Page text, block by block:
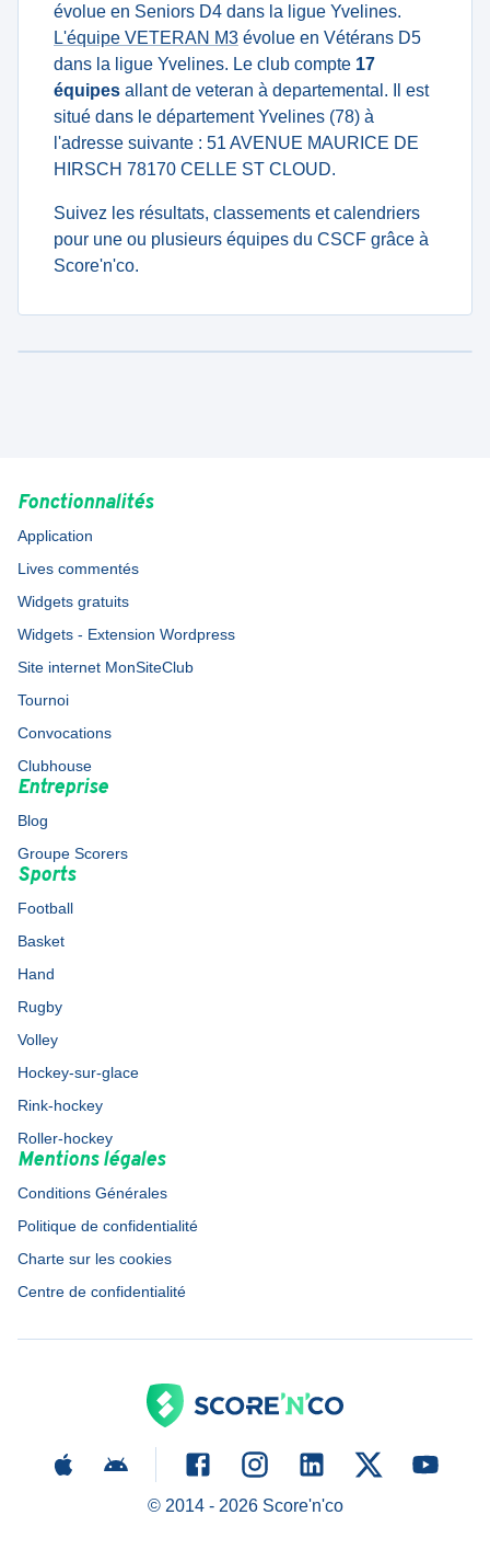
évolue en Seniors D4 dans la ligue Yvelines.
L'équipe VETERAN M3 évolue en Vétérans D5
dans la ligue Yvelines. Le club compte 17
équipes allant de veteran à departemental. Il est
situé dans le département Yvelines (78) à
l'adresse suivante : 51 AVENUE MAURICE DE
HIRSCH 78170 CELLE ST CLOUD.
Suivez les résultats, classements et calendriers
pour une ou plusieurs équipes du CSCF grâce à
Score'n'co.
Fonctionnalités
Application
Lives commentés
Widgets gratuits
Widgets - Extension Wordpress
Site internet MonSiteClub
Tournoi
Convocations
Clubhouse
Entreprise
Blog
Groupe Scorers
Sports
Football
Basket
Hand
Rugby
Volley
Hockey-sur-glace
Rink-hockey
Roller-hockey
Mentions légales
Conditions Générales
Politique de confidentialité
Charte sur les cookies
Centre de confidentialité
© 2014 - 2026Score'n'co